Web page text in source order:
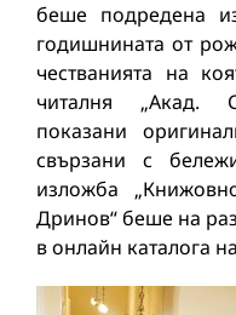
беше подредена
годишнината от
честванията на
читалня „Акад.
показани
свързани с
изложба
Дринов“ беше на
в онлайн каталога